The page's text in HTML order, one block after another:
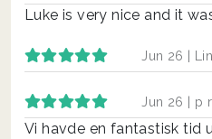
Luke is very nice and it
Jun 26 |
Jun 26 | p
Vi havde en fantastisk tid